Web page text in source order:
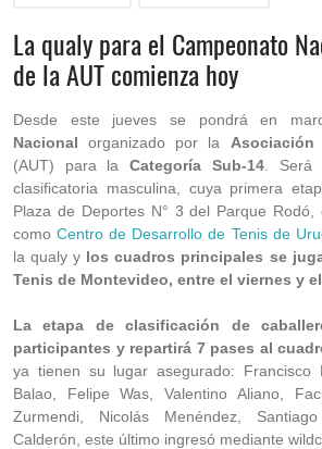
La qualy para el Campeonato
de la AUT comienza hoy
Desde este jueves se pondrá en
Nacional organizado por la
(AUT) para laCategoría Sub-14. Será
clasificatoria masculina, cuya primera
Plaza de Deportes N° 3 del Parque Rodó,
comoCentro de Desarrollo de Tenis de
la qualy y los cuadros principales se
Tenis de Montevideo, entre el viernes y
La etapa de clasificación de
participantes y repartirá 7 pases al
ya tienen su lugar asegurado: Francisco
Balao, Felipe Was, Valentino Aliano,
Zurmendi, Nicolás Menéndez,
Calderón, este último ingresó mediante